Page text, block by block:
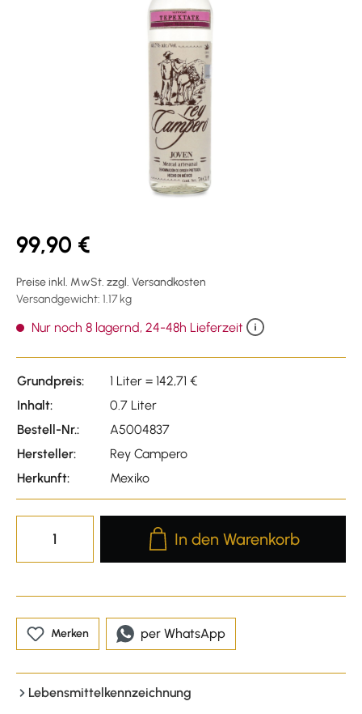
99,90 €
Preise inkl. MwSt. zzgl. Versandkosten
Versandgewicht: 1.17 kg
Nur noch 8 lagernd, 24-48h Lieferzeit
Grundpreis:
1 Liter = 142,71 €
Inhalt:
0.7 Liter
Bestell-Nr.:
A5004837
Hersteller:
Rey Campero
Herkunft:
Mexiko
Produkt Anzahl: Gib den
In den Warenkorb
Merken per WhatsApp
Lebensmittelkennzeichnung